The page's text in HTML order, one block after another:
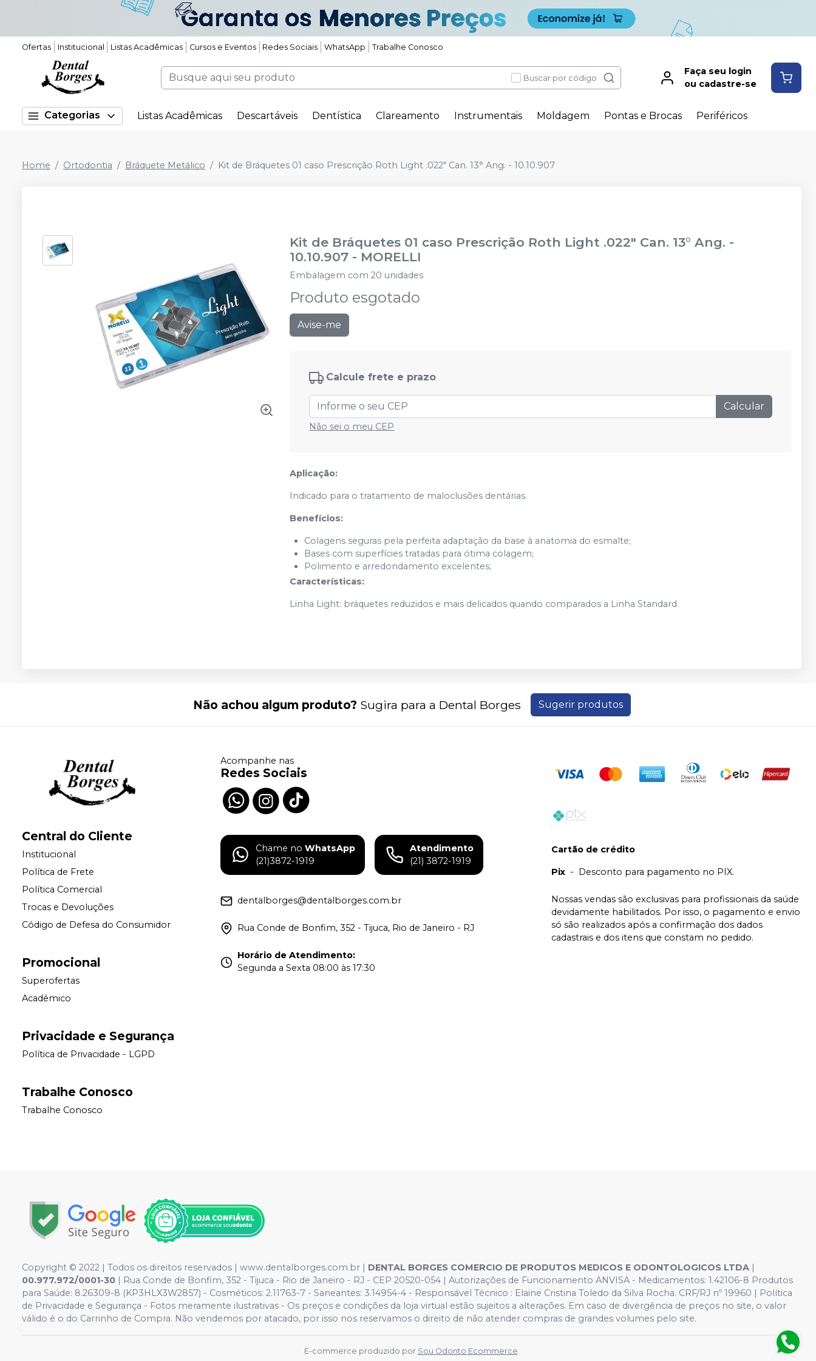
Ofertas Institucional Listas Acadêmicas Cursos e Eventos Redes Sociais WhatsApp Trabalhe Conosco
Buscar por código
Faça seu login
ou cadastre-se
Categorias Listas Acadêmicas Descartáveis Dentística Clareamento Instrumentais Moldagem Pontas e Brocas Periféricos
Home Ortodontia Bráquete Metálico Kit de Bráquetes 01 caso Prescrição Roth Light .022" Can. 13° Ang. - 10.10.907
Kit de Bráquetes 01 caso Prescrição Roth Light .022" Can. 13° Ang. -
10.10.907 - MORELLI
Embalagem com 20 unidades
Produto esgotado
Avise-me
Calcule frete e prazo
Calcular
Não sei o meu CEP
Aplicação:
Indicado para o tratamento de maloclusões dentárias.
Benefícios:
Colagens seguras pela perfeita adaptação da base à anatomia do esmalte;
Bases com superfícies tratadas para ótima colagem;
Polimento e arredondamento excelentes;
Características:
Linha Light: bráquetes reduzidos e mais delicados quando comparados a Linha Standard.
Não achou algum produto? Sugira para a Dental Borges Sugerir produtos
Central do Cliente
Institucional
Política de Frete
Política Comercial
Trocas e Devoluções
Código de Defesa do Consumidor
Promocional
Superofertas
Acadêmico
Privacidade e Segurança
Política de Privacidade - LGPD
Trabalhe Conosco
Trabalhe Conosco
Acompanhe nas
Redes Sociais
Chame no WhatsApp
(21)3872-1919
Atendimento
(21) 3872-1919
dentalborges@dentalborges.com.br
Rua Conde de Bonfim, 352 - Tijuca, Rio de Janeiro - RJ
Horário de Atendimento:
Segunda a Sexta 08:00 às 17:30
Cartão de crédito
Pix - Desconto para pagamento no PIX.
Nossas vendas são exclusivas para profissionais da saúde
devidamente habilitados. Por isso, o pagamento e envio
só são realizados após a confirmação dos dados
cadastrais e dos itens que constam no pedido.
Copyright © 2022 | Todos os direitos reservados | www.dentalborges.com.br | DENTAL BORGES COMERCIO DE PRODUTOS MEDICOS E ODONTOLOGICOS LTDA |
00.977.972/0001-30 | Rua Conde de Bonfim, 352 - Tijuca - Rio de Janeiro - RJ - CEP 20520-054 | Autorizações de Funcionamento ANVISA - Medicamentos: 1.42106-8 Produtos
para Saúde: 8.26309-8 (KP3HLX3W2857) - Cosméticos: 2.11763-7 - Saneantes: 3.14954-4 - Responsável Técnico : Elaine Cristina Toledo da Silva Rocha. CRF/RJ nº 19960 | Política
de Privacidade e Segurança - Fotos meramente ilustrativas - Os preços e condições da loja virtual estão sujeitos a alterações. Em caso de divergência de preços no site, o valor
válido é o do Carrinho de Compra. Não vendemos por atacado, por isso nos reservamos o direito de não atender compras de grandes volumes pelo site.
E-commerce produzido por Sou Odonto Ecommerce